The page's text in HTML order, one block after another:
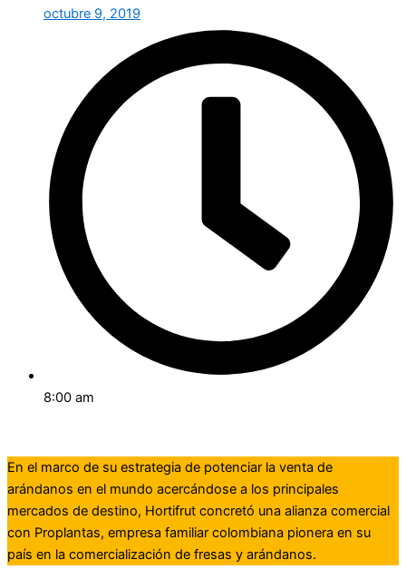
octubre 9, 2019
8:00 am
En el marco de su estrategia de potenciar la venta de
arándanos en el mundo acercándose a los principales
mercados de destino, Hortifrut concretó una alianza comercial
con Proplantas, empresa familiar colombiana pionera en su
país en la comercialización de fresas y arándanos.